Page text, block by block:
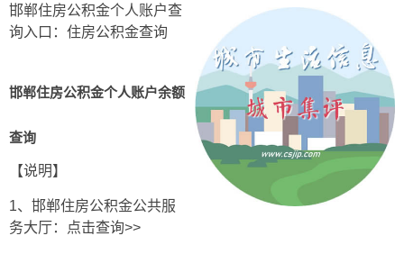
邯郸住房公积金个人账户查
询入口：住房公积金查询
邯郸住房公积金个人账户余额
查询
【说明】
1、邯郸住房公积金公共服
务大厅：
点击查询>>